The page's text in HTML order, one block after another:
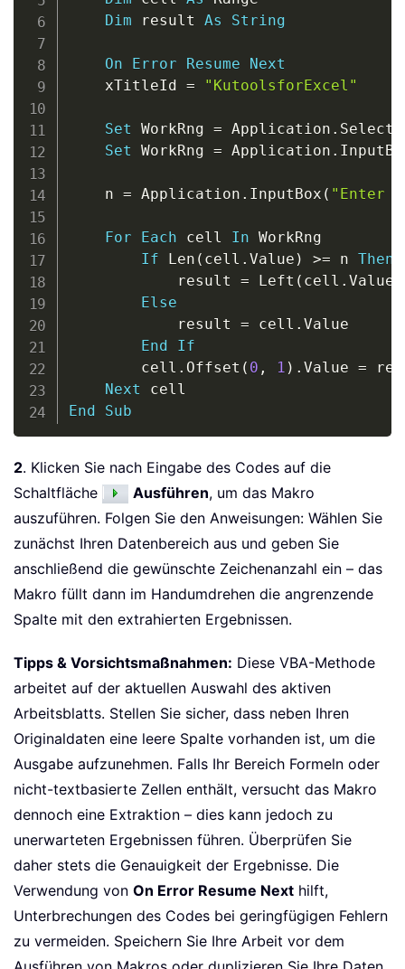
Dim result As String
On Error Resume
Next
    xTitleId
= "KutoolsforExcel"
Set WorkRng = Application .
Set WorkRng = Application .
    n
= Application . InputBox ( "Enter
For Each cell In WorkRng
If Len ( cell . Value ) >= n Then
            result
= Left ( cell . Value
Else
            result
= cell . Value
End
If
        cell
. Offset ( 0 , 1 ) . Value =
Next
End
Sub
2. Klicken Sie nach Eingabe des Codes auf die
Schaltfläche
Ausführen, um das Makro
auszuführen. Folgen Sie den Anweisungen: Wählen Sie
zunächst Ihren Datenbereich aus und geben Sie
anschließend die gewünschte Zeichenanzahl ein – das
Makro füllt dann im Handumdrehen die angrenzende
Spalte mit den extrahierten Ergebnissen.
Tipps & Vorsichtsmaßnahmen: Diese VBA-Methode
arbeitet auf der aktuellen Auswahl des aktiven
Arbeitsblatts. Stellen Sie sicher, dass neben Ihren
Originaldaten eine leere Spalte vorhanden ist, um die
Ausgabe aufzunehmen. Falls Ihr Bereich Formeln oder
nicht-textbasierte Zellen enthält, versucht das Makro
dennoch eine Extraktion – dies kann jedoch zu
unerwarteten Ergebnissen führen. Überprüfen Sie
daher stets die Genauigkeit der Ergebnisse. Die
Verwendung von On Error Resume Next hilft,
Unterbrechungen des Codes bei geringfügigen Fehlern
zu vermeiden. Speichern Sie Ihre Arbeit vor dem